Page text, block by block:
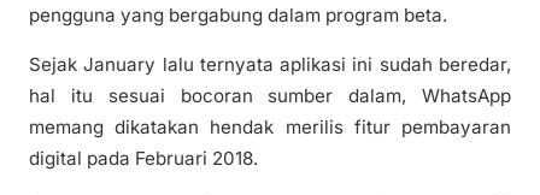
pengguna yang bergabung dalam program beta.
Sejak January lalu ternyata aplikasi ini sudah beredar,
hal itu sesuai bocoran sumber dalam, WhatsApp
memang dikatakan hendak merilis fitur pembayaran
digital pada Februari 2018.